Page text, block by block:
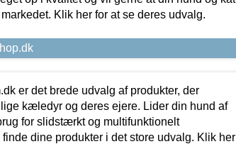
Klik her for at se deres udvalg.
er det brede udvalg af produkter, der
kæledyr og deres ejere. Lider din hund af
for slidstærkt og multifunktionelt
dine produkter i det store udvalg. Klik her